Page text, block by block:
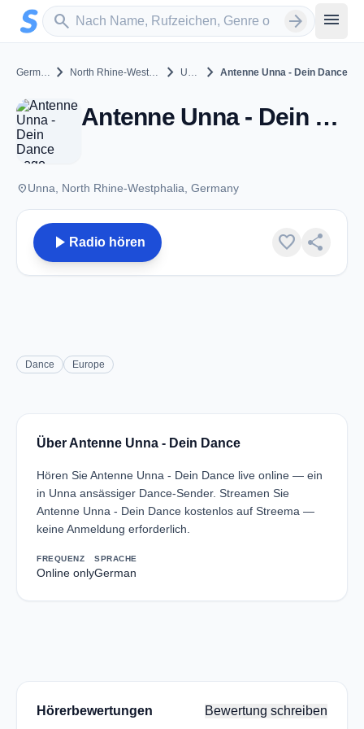
Zum Hauptinhalt springen
search
Sender suchen arrow_forward menu
Germany chevron_right North Rhine-Westphalia chevron_right Unna chevron_right Antenne Unna - Dein Dance
Antenne Unna - Dein Dance - Unna
placeUnna, North Rhine-Westphalia, Germany
play_arrow Radio hören favorite share
Dance Europe
Über Antenne Unna - Dein Dance
Hören Sie Antenne Unna - Dein Dance live online — ein
in Unna ansässiger Dance-Sender. Streamen Sie
Antenne Unna - Dein Dance kostenlos auf Streema —
keine Anmeldung erforderlich.
FREQUENZ
Online only
SPRACHE
German
Hörerbewertungen Bewertung schreiben